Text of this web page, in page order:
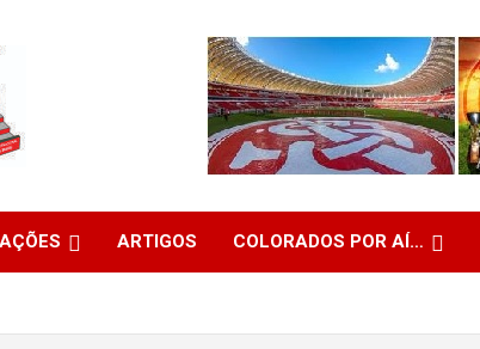
AÇÕES ARTIGOS COLORADOS POR AÍ…